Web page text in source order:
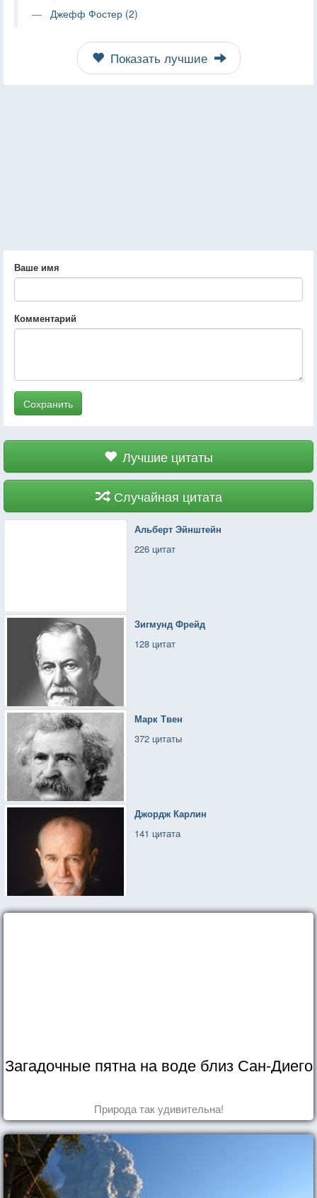
Джефф Фостер (2)
Показать лучшие
Ваше имя
Комментарий
Сохранить
Лучшие цитаты
Случайная цитата
Альберт Эйнштейн
226 цитат
Зигмунд Фрейд
128 цитат
Марк Твен
372 цитаты
Джордж Карлин
141 цитата
Загадочные пятна на воде близ Сан-Диего
Природа так удивительна!